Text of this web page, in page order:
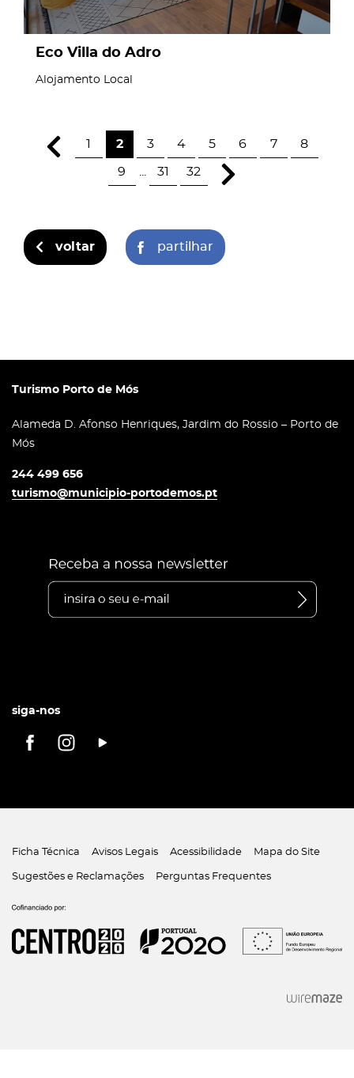
Eco Villa do Adro
Alojamento Local
1 2 3 4 5 6 7 8
9 31 32
voltar partilhar
Turismo Porto de Mós
Alameda D. Afonso Henriques, Jardim do Rossio – Porto de
Mós
244 499 656
turismo@municipio-portodemos.pt
siga-nos
Ficha Técnica Avisos Legais Acessibilidade Mapa do Site
Sugestões e Reclamações Perguntas Frequentes